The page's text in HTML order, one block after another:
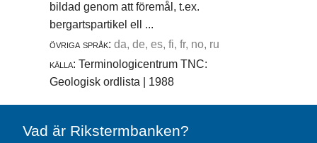
bildad genom att föremål, t.ex.
bergartspartikel ell ...
övriga språk: da, de, es, fi, fr, no, ru
källa: Terminologicentrum TNC:
Geologisk ordlista | 1988
Vad är Rikstermbanken?